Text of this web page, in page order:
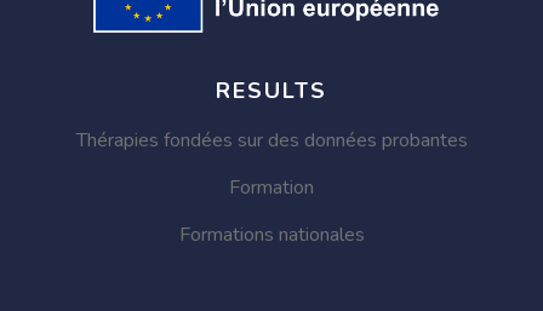
RESULTS
Thérapies fondées sur des données probantes
Formation
Formations nationales